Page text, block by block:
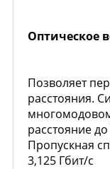
Оптическое
Позволяет
расстояния.
расстояние
Пропускная
3,125 Гбит/с